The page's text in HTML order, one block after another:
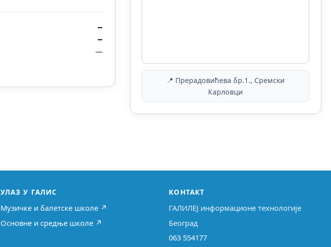
—
—
—
📍 Прерадовићева бр.1., Сремски
Карловци
УЛАЗ У ГАЛИС
Музичке и балетске школе ↗
Основне и средње школе ↗
КОНТАКТ
ГАЛИЛЕЈ информационе технологије
Београд
063 554177